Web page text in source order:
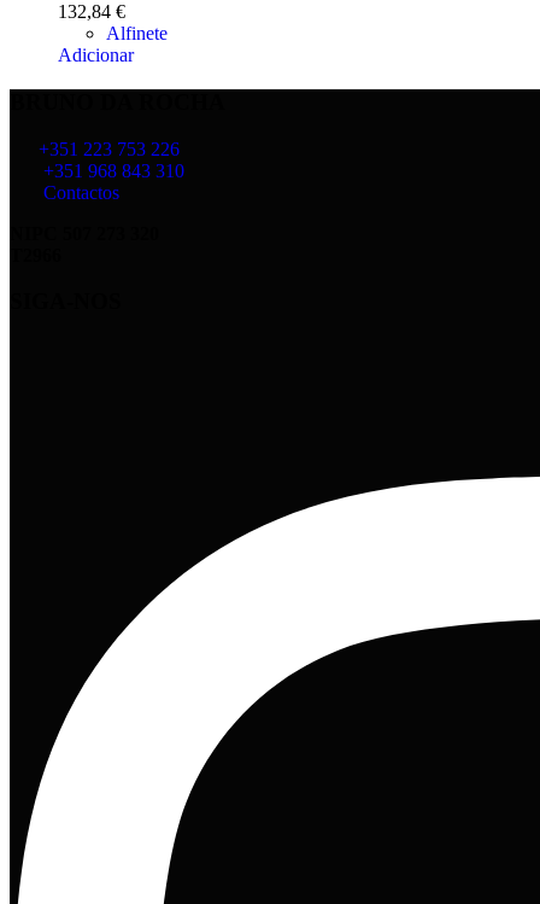
132,84 €
Alfinete
Adicionar
+351 223 753 226
+351 968 843 310
Contactos